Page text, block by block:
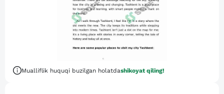
Mualliflik huquqi buzilgan holatdashikoyat qiling!